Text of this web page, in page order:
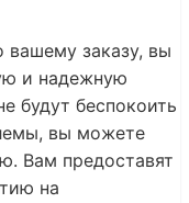
вашему заказу, вы
и надежную
будут беспокоить
вы можете
Вам предоставят
на